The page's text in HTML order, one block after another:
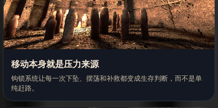
移动本身就是压力来源
钩锁系统让每一次下坠、摆荡和补救都变成生存判断，而不是单
纯赶路。